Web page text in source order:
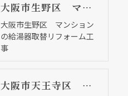
大阪市生野区 マンションの給湯器取替リフォーム工事
大阪市生野区 マンション
の給湯器取替リフォーム工
事
大阪市天王寺区 マンションの洋式トイレ取替リフォーム工事